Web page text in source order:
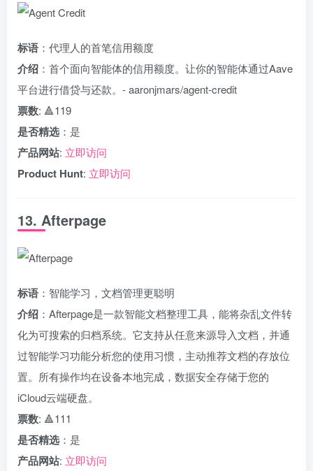
标语 ：代理人的首笔信用额度
介绍 ：首个面向智能体的信用额度。让你的智能体通过Aave
平台进行借贷与还款。- aaronjmars/agent-credit
票数: 🔺119
是否精选 ：是
产品网站: 立即访问
Product Hunt: 立即访问
13. Afterpage
标语 ：智能学习，文档管理更聪明
介绍 ：Afterpage是一款智能文档整理工具，能将杂乱文件转
化为可搜索的归档系统。它支持从任意来源导入文档，并通
过智能学习功能分析您的使用习惯，主动推荐文档的存放位
置。所有操作均在设备本地完成，数据安全存储于您的
iCloud云端硬盘。
票数: 🔺111
是否精选 ：是
产品网站: 立即访问